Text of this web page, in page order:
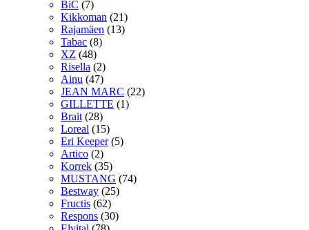
BiC (7)
Kikkoman (21)
Rajamäen (13)
Tabac (8)
XZ (48)
Risella (2)
Ainu (47)
JEAN MARC (22)
GILLETTE (1)
Brait (28)
Loreal (15)
Eri Keeper (5)
Artico (2)
Korrek (35)
MUSTANG (74)
Bestway (25)
Fructis (62)
Respons (30)